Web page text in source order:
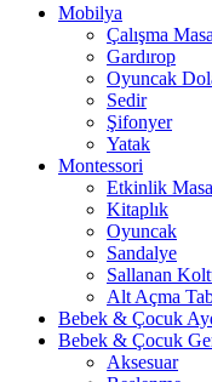
Mobilya
Çalışma
Gardırop
⁠Oyuncak
Sedir
Şifonyer
Yatak
Montessori
Etkinlik
Kitaplık
Oyuncak
Sandalye
Sallanan
Alt Açma
Bebek & Çocuk
Bebek & Çocuk
Aksesuar